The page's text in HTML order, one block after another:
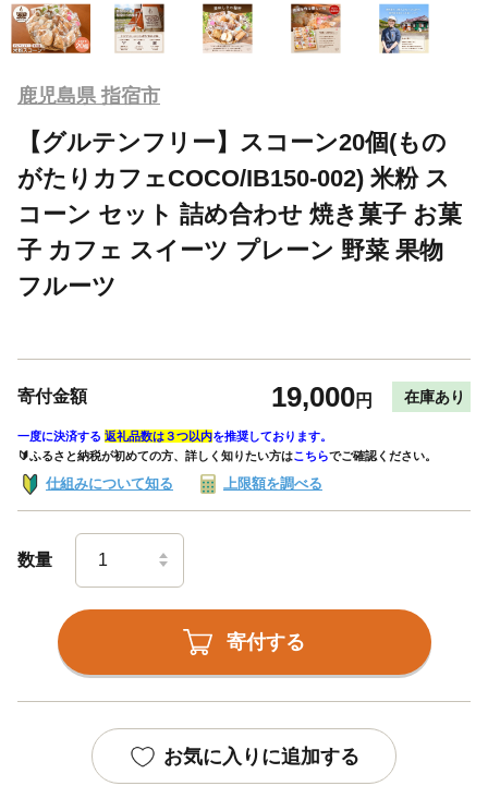
鹿児島県 指宿市
【グルテンフリー】スコーン20個(もの
がたりカフェCOCO/IB150-002) 米粉 ス
コーン セット 詰め合わせ 焼き菓子 お菓
子 カフェ スイーツ プレーン 野菜 果物
フルーツ
寄付金額 19,000円 在庫あり
一度に決済する 返礼品数は３つ以内を推奨しております。
🔰ふるさと納税が初めての方、詳しく知りたい方はこちらでご確認ください。
仕組みについて知る 上限額を調べる
数量
寄付する
お気に入りに追加する